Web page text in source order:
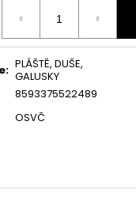
: PLÁŠTĚ, DUŠE,
GALUSKY
8593375522489
OSVČ